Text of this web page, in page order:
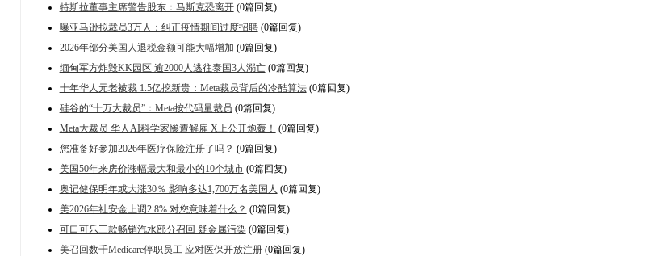
特斯拉董事主席警告股东：马斯克恐离开(0篇回复)
曝亚马逊拟裁员3万人：纠正疫情期间过度招聘(0篇回复)
2026年部分美国人退税金额可能大幅增加 (0篇回复)
缅甸军方炸毁KK园区 逾2000人逃往泰国3人溺亡(0篇回复)
十年华人元老被裁 1.5亿挖新贵：Meta裁员背后的冷酷算法(0篇回复)
硅谷的“十万大裁员”：Meta按代码量裁员 (0篇回复)
Meta大裁员 华人AI科学家惨遭解雇 X上公开炮轰！ (0篇回复)
您准备好参加2026年医疗保险注册了吗？ (0篇回复)
美国50年来房价涨幅最大和最小的10个城市(0篇回复)
奥记健保明年或大涨30％ 影响多达1,700万名美国人 (0篇回复)
美2026年社安金上调2.8% 对您意味着什么？ (0篇回复)
可口可乐三款畅销汽水部分召回 疑金属污染(0篇回复)
美召回数千Medicare停职员工 应对医保开放注册(0篇回复)